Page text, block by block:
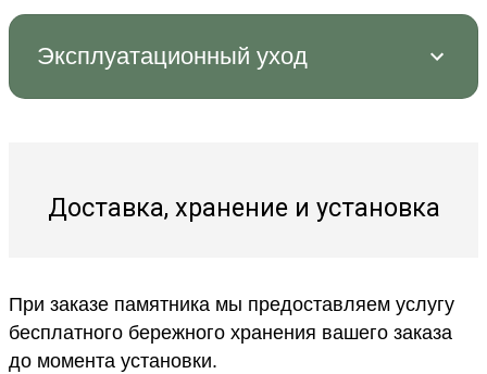
Эксплуатационный уход
Доставка, хранение и установка
При заказе памятника мы предоставляем услугу
бесплатного бережного хранения вашего заказа
до момента установки.